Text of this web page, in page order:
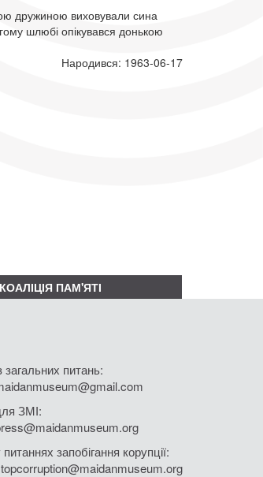
дружиною виховували сина
шлюбі опікувався донькою
Народився: 1963-06-17
КОАЛІЦІЯ ПАМ'ЯТІ
загальних питань:
ЗМІ:
питаннях запобігання корупції: